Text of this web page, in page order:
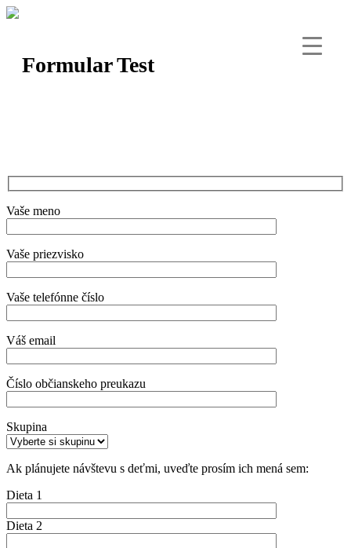
Formular Test
Vaše meno
Vaše priezvisko
Vaše telefónne číslo
Váš email
Číslo občianskeho preukazu
Skupina
Ak plánujete návštevu s deťmi, uveďte prosím ich mená sem:
Dieta 1
Dieta 2